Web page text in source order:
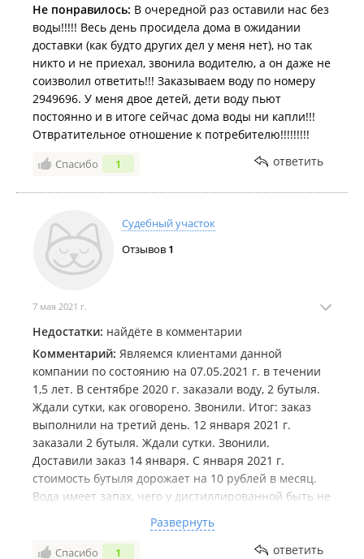
Не понравилось: В очередной раз оставили нас без
воды!!!!! Весь день просидела дома в ожидании
доставки (как будто других дел у меня нет), но так
никто и не приехал, звонила водителю, а он даже не
соизволил ответить!!! Заказываем воду по номеру
2949696. У меня двое детей, дети воду пьют
постоянно и в итоге сейчас дома воды ни капли!!!
Отвратительное отношение к потребителю!!!!!!!!!
Спасибо 1 ответить
Судебный участок
Отзывов 1
7 мая 2021 г.
Недостатки: найдёте в комментарии
Комментарий: Являемся клиентами данной
компании по состоянию на 07.05.2021 г. в течении
1,5 лет. В сентябре 2020 г. заказали воду, 2 бутыля.
Ждали сутки, как оговорено. Звонили. Итог: заказ
выполнили на третий день. 12 января 2021 г.
заказали 2 бутыля. Ждали сутки. Звонили.
Доставили заказ 14 января. С января 2021 г.
стоимость бутыля дорожает на 10 рублей в месяц.
Вода имеет запах, чего у дистиллированной быть не
фильтром. При заказе КАЖДЫЙ раз напоминаем,
что с 13:00 до 14:00 в организации обед.
Развернуть
Спасибо 1 ответить